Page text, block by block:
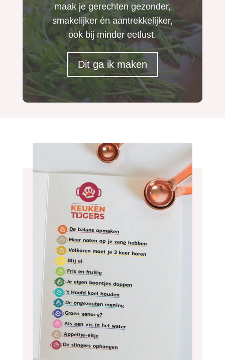
maak je gerechten gezonder,
smakelijker én aantrekkelijker,
ook bij minder eetlust.
Dit ga ik maken